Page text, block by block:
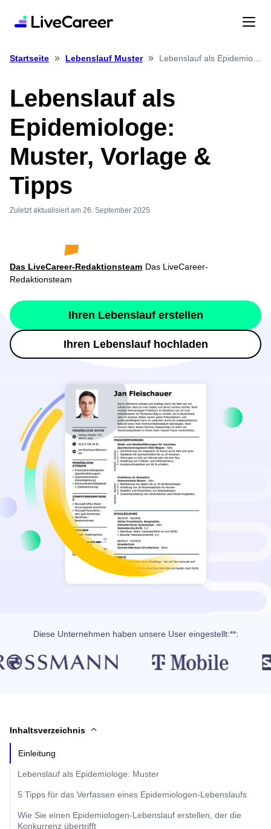
Startseite » Lebenslauf Muster »
Lebenslauf als
Epidemiologe:
Muster, Vorlage &
Tipps
Zuletzt aktualisiert am 26. September 2025
Das LiveCareer-Redaktionsteam Das LiveCareer-
Redaktionsteam
Ihren Lebenslauf erstellen
Ihren Lebenslauf hochladen
Diese Unternehmen haben unsere User eingestellt:**:
Inhaltsverzeichnis
Einleitung
Lebenslauf als Epidemiologe: Muster
5 Tipps für das Verfassen eines Epidemiologen-Lebenslaufs
Wie Sie einen Epidemiologen-Lebenslauf erstellen, der die
Konkurrenz übertrifft